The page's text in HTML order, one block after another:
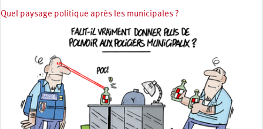
Quel paysage politique après les municipales ?